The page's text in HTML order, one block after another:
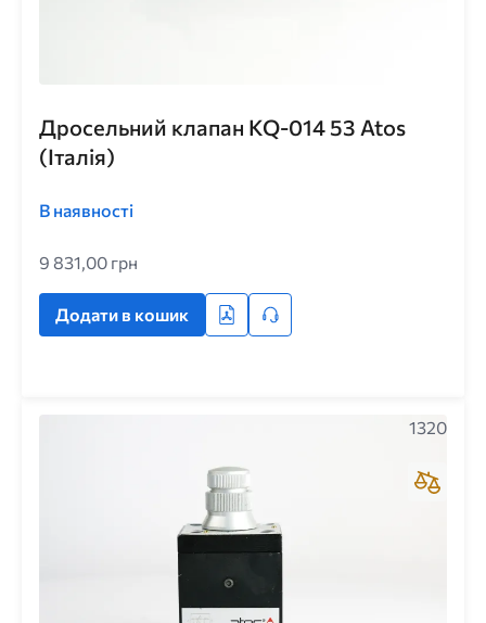
Дросельний клапан KQ-014 53 Atos
(Італія)
В наявності
9 831,00 грн
Додати в кошик
1320